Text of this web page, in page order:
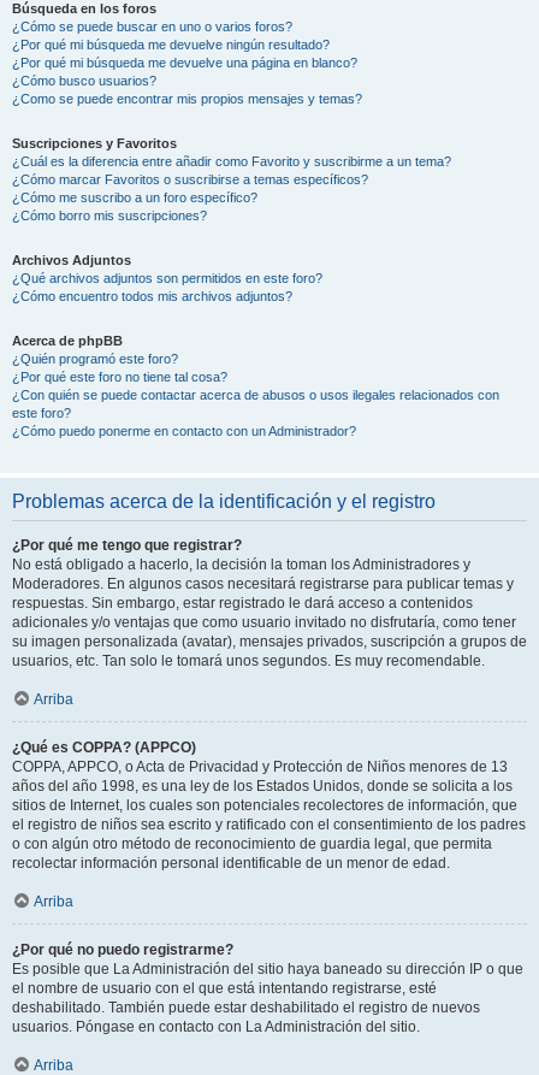
Búsqueda en los foros
¿Cómo se puede buscar en uno o varios foros?
¿Por qué mi búsqueda me devuelve ningún resultado?
¿Por qué mi búsqueda me devuelve una página en blanco?
¿Cómo busco usuarios?
¿Como se puede encontrar mis propios mensajes y temas?
Suscripciones y Favoritos
¿Cuál es la diferencia entre añadir como Favorito y suscribirme a un tema?
¿Cómo marcar Favoritos o suscribirse a temas específicos?
¿Cómo me suscribo a un foro específico?
¿Cómo borro mis suscripciones?
Archivos Adjuntos
¿Qué archivos adjuntos son permitidos en este foro?
¿Cómo encuentro todos mis archivos adjuntos?
Acerca de phpBB
¿Quién programó este foro?
¿Por qué este foro no tiene tal cosa?
¿Con quién se puede contactar acerca de abusos o usos ilegales relacionados con
este foro?
¿Cómo puedo ponerme en contacto con un Administrador?
Problemas acerca de la identificación y el registro
¿Por qué me tengo que registrar?
No está obligado a hacerlo, la decisión la toman los Administradores y
Moderadores. En algunos casos necesitará registrarse para publicar temas y
respuestas. Sin embargo, estar registrado le dará acceso a contenidos
adicionales y/o ventajas que como usuario invitado no disfrutaría, como tener
su imagen personalizada (avatar), mensajes privados, suscripción a grupos de
usuarios, etc. Tan solo le tomará unos segundos. Es muy recomendable.
Arriba
¿Qué es COPPA? (APPCO)
COPPA, APPCO, o Acta de Privacidad y Protección de Niños menores de 13
años del año 1998, es una ley de los Estados Unidos, donde se solicita a los
sitios de Internet, los cuales son potenciales recolectores de información, que
el registro de niños sea escrito y ratificado con el consentimiento de los padres
o con algún otro método de reconocimiento de guardia legal, que permita
recolectar información personal identificable de un menor de edad.
Arriba
¿Por qué no puedo registrarme?
Es posible que La Administración del sitio haya baneado su dirección IP o que
el nombre de usuario con el que está intentando registrarse, esté
deshabilitado. También puede estar deshabilitado el registro de nuevos
usuarios. Póngase en contacto con La Administración del sitio.
Arriba